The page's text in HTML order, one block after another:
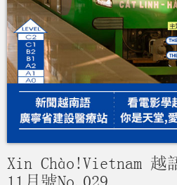
Xin Chào!Vietnam 越
11月號No.029